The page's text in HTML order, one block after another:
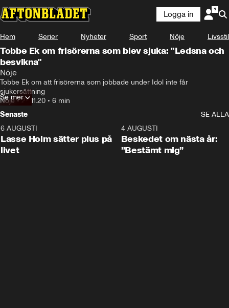
Logga in
Hem Serier Nyheter Sport Nöje Livsstil
Tobbe Ek om frisörerna som blev sjuka: "Ledsna och
besvikna"
Nöje
Tobbe Ek om att frisörerna som jobbade under Idol inte får
sjukersättning
Nöje•28.11.20 • 6 min
Se mer
Senaste
SE ALLA
6 AUGUSTI
Lasse Holm sätter plus på
livet
4 AUGUSTI
Beskedet om nästa år:
”Bestämt mig”